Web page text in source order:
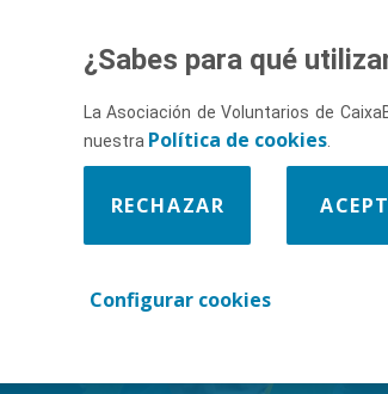
Descúbrenos
¿Sabes para qué
La Asociación de Voluntarios de
nuestra Política de cookies.
RECHAZAR
Configurar cookies